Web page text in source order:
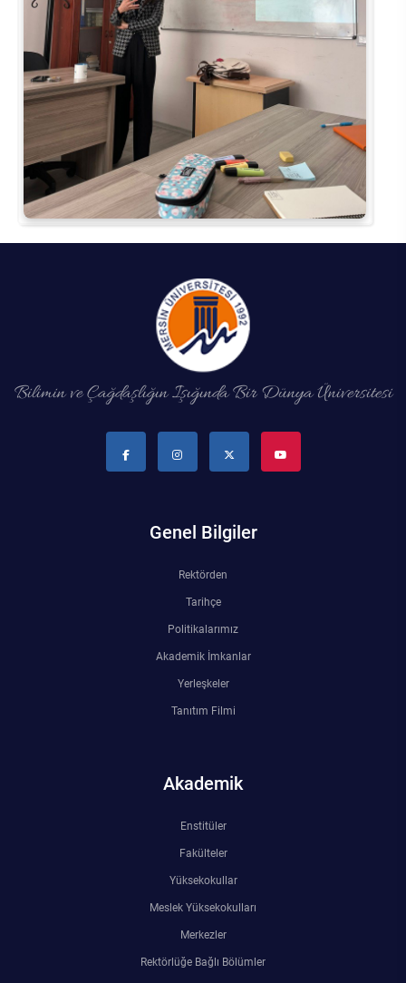
Bilimin ve Çağdaşlığın Işığında Bir Dünya Üniversitesi
Genel Bilgiler
Rektörden
Tarihçe
Politikalarımız
Akademik İmkanlar
Yerleşkeler
Tanıtım Filmi
Akademik
Enstitüler
Fakülteler
Yüksekokullar
Meslek Yüksekokulları
Merkezler
Rektörlüğe Bağlı Bölümler